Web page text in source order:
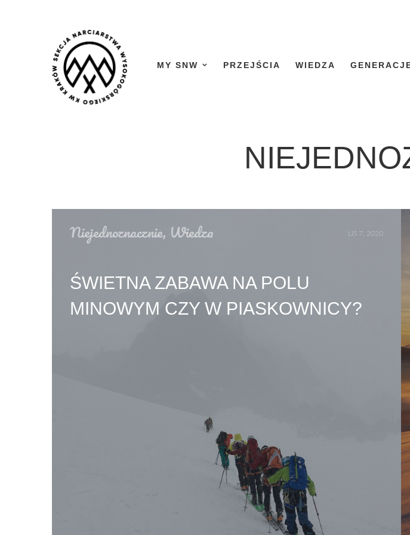
MY SNW PRZEJŚCIA WIEDZA
Niejednoznacznie, Wiedza LIS 7, 2020
ŚWIETNA ZABAWA NA POLU
MINOWYM CZY W PIASKOWNICY?